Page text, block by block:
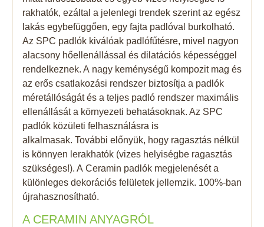
rakhatók, ezáltal a jelenlegi trendek szerint az egész
lakás egybefüggően, egy fajta padlóval burkolható.
Az SPC padlók kiválóak padlófűtésre, mivel nagyon
alacsony hőellenállással és dilatációs képességgel
rendelkeznek. A nagy keménységű kompozit mag és
az erős csatlakozási rendszer biztosítja a padlók
méretállóságát és a teljes padló rendszer maximális
ellenállását a környezeti behatásoknak. Az SPC
padlók közületi felhasználásra is
alkalmasak. További előnyük, hogy ragasztás nélkül
is könnyen lerakhatók (vizes helyiségbe ragasztás
szükséges!). A Ceramin padlók megjelenését a
különleges dekorációs felületek jellemzik. 100%-ban
újrahasznosítható.
A CERAMIN ANYAGRÓL